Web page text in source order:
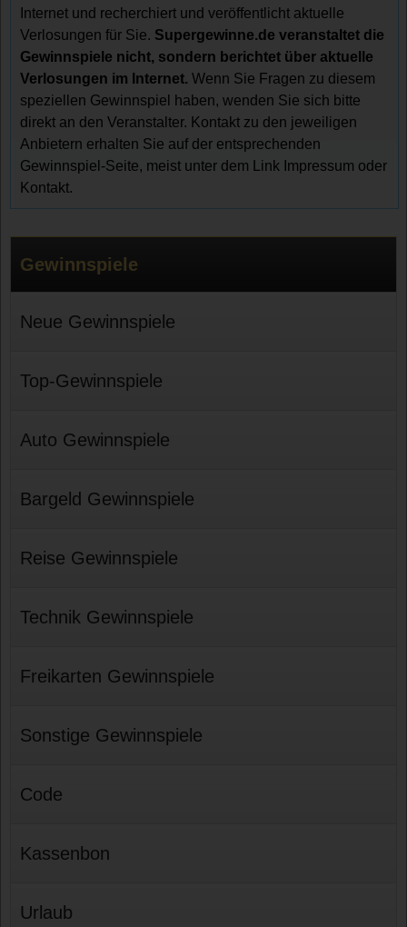
Internet und recherchiert und veröffentlicht aktuelle
Verlosungen für Sie. Supergewinne.de veranstaltet die
Gewinnspiele nicht, sondern berichtet über aktuelle
Verlosungen im Internet. Wenn Sie Fragen zu diesem
speziellen Gewinnspiel haben, wenden Sie sich bitte
direkt an den Veranstalter. Kontakt zu den jeweiligen
Anbietern erhalten Sie auf der entsprechenden
Gewinnspiel-Seite, meist unter dem Link Impressum oder
Kontakt.
Gewinnspiele
Neue Gewinnspiele
Top-Gewinnspiele
Auto Gewinnspiele
Bargeld Gewinnspiele
Reise Gewinnspiele
Technik Gewinnspiele
Freikarten Gewinnspiele
Sonstige Gewinnspiele
Code
Kassenbon
Urlaub